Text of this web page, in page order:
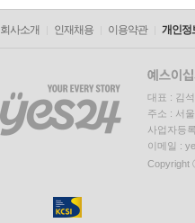
회사소개 인재채용 이용약관 개인정
대표 : 김
주소 : 서
사업자등
이메일 :
Copyright